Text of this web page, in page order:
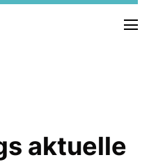
aktuelle